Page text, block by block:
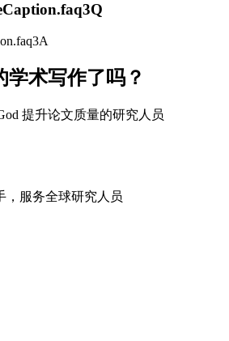
学术写作了吗？
提升论文质量的研究人员
，服务全球研究人员